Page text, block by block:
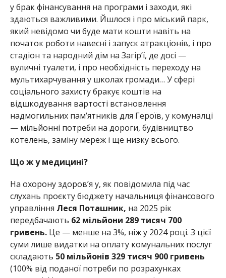
у брак фінансування на програми і заходи, які
здаються важливими. Йшлося і про міський парк,
який невідомо чи буде мати кошти навіть на
початок роботи навесні і запуск атракціонів, і про
стадіон та народний дім на Загір’ї, де досі —
вуличні туалети, і про необхідність переходу на
мультихарчування у школах громади… У сфері
соціального захисту бракує коштів на
відшкодування вартості встановлення
надмогильних пам’ятників для Героїв, у комуналці
— мільйонні потреби на дороги, будівництво
котелень, заміну мереж і ще низку всього.
Що ж у медицині?
На охорону здоров’я у, як повідомила під час
слухань проєкту бюджету начальниця фінансового
управління Леся Поташник, на 2025 рік
передбачають 62 мільйони 289 тисяч 700
гривень.Це — менше на 3%, ніж у 2024 році. З цієї
суми лише видатки на оплату комунальних послуг
складають 50 мільйонів 329 тисяч 900 гривень
(100% від поданої потреби по розрахунках